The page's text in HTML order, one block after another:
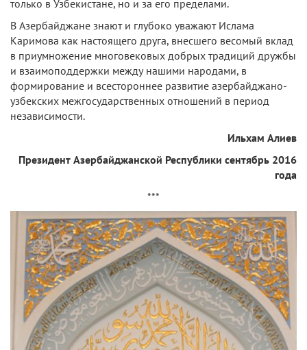
только в Узбекистане, но и за его пределами.
В Азербайджане знают и глубоко уважают Ислама
Каримова как настоящего друга, внесшего весомый вклад
в приумножение многовековых добрых традиций дружбы
и взаимоподдержки между нашими народами, в
формирование и всестороннее развитие азербайджано-
узбекских межгосударственных отношений в период
независимости.
Ильхам Алиев
Президент Азербайджанской Республики сентябрь 2016
года
***